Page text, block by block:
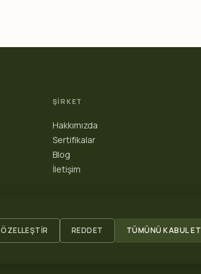
ŞIRKET
Hakkımızda
Sertifikalar
Blog
İletişim
ÖZELLEŞTIR REDDET TÜMÜNÜ KABUL ET